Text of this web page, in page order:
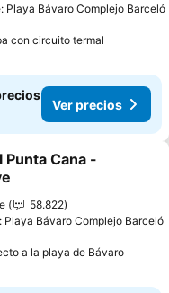
Playa Bávaro Complejo Barceló
con circuito termal
Ver precios
a favoritos
Punta Cana -
58.822
Playa Bávaro Complejo Barceló
a la playa de Bávaro